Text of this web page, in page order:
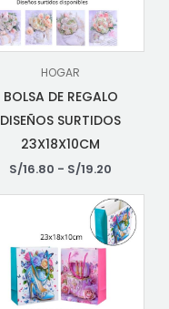
HOGAR
BOLSA DE REGALO
DISEÑOS SURTIDOS
23X18X10CM
S/16.80 - S/19.20